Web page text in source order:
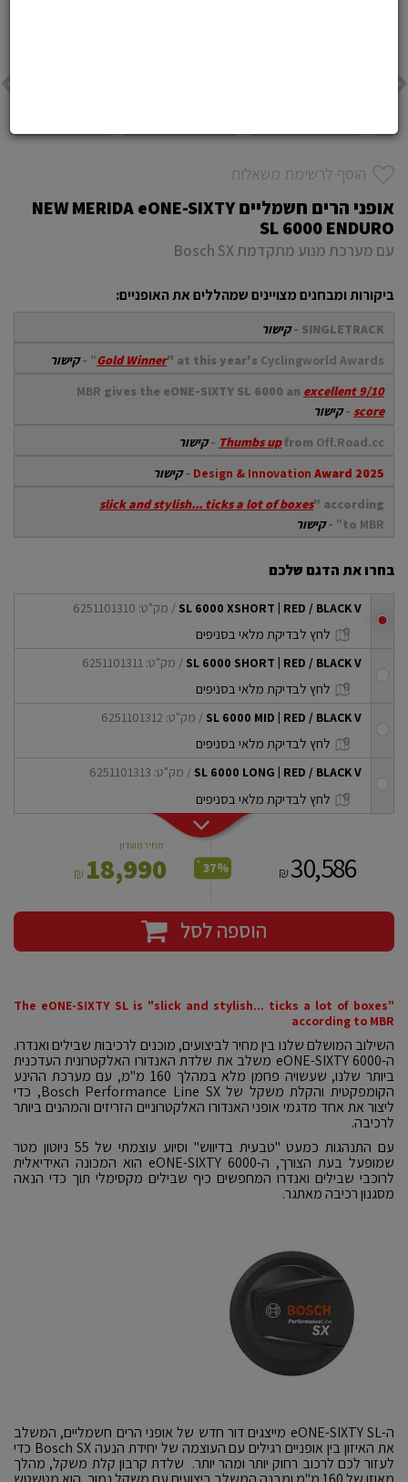
הוסף לרשימת משאלות
אופני הרים חשמליים NEW MERIDA eONE-SIXTY
SL 6000 ENDURO
עם מערכת מנוע מתקדמת Bosch SX
ביקורות ומבחנים מצויינים שמהללים את האופניים:
SINGLETRACK -
קישור
Gold Winner" at this year's Cyclingworld Awards"
-קישור
MBR gives the eONE-SIXTY SL 6000 an excellent 9/10
score
- קישור
Thumbs upfrom Off.Road.cc
-קישור
Design & Innovation Award 2025
-קישור
slick and stylish... ticks a lot of boxes" according
to MBR"
-קישור
בחרו את הדגם שלכם
checkbox
SL 6000 XSHORT | RED / BLACK V / מק"ט: 6251101310
לחץ לבדיקת מלאי בסניפים
checkbox
SL 6000 SHORT | RED / BLACK V / מק"ט: 6251101311
לחץ לבדיקת מלאי בסניפים
checkbox
SL 6000 MID | RED / BLACK V / מק"ט: 6251101312
לחץ לבדיקת מלאי בסניפים
checkbox
SL 6000 LONG | RED / BLACK V / מק"ט: 6251101313
לחץ לבדיקת מלאי בסניפים
מחיר מועדון
18,990
₪ 30,586
₪
37%
*
הוספה לסל
The eONE-SIXTY SL is "slick and stylish... ticks a lot of boxes"
according to MBR
השילוב המושלם שלנו בין מחיר לביצועים, מוכנים לרכיבות שבילים ואנדרו.
ה-eONE-SIXTY 6000 משלב את שלדת האנדורו האלקטרונית העדכנית
ביותר שלנו, שעשויה פחמן מלא במהלך 160 מ"מ, עם מערכת ההינע
הקומפקטית והקלת משקל של Bosch Performance Line SX, כדי
ליצור את אחד מדגמי אופני האנדורו האלקטרוניים הזריזים והמהנים ביותר
לרכיבה.
עם התנהגות כמעט "טבעית בדיווש" וסיוע עוצמתי של 55 ניוטון מטר
שמופעל בעת הצורך, ה-eONE-SIXTY 6000 הוא המכונה האידיאלית
לרוכבי שבילים ואנדרו המחפשים כיף שבילים מקסימלי תוך כדי הנאה
מסגנון רכיבה מאתגר.
ה-eONE-SIXTY SL מייצגים דור חדש של אופני הרים חשמליים, המשלב
את האיזון בין אופניים רגילים עם העוצמה של יחידת הנעה Bosch SX כדי
לעזור לכם לרכוב רחוק יותר ומהר יותר. שלדת קרבון קלת משקל, מהלך